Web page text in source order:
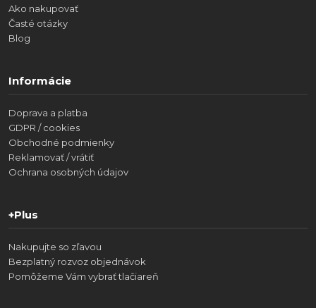
Ako nakupovať
Časté otázky
Blog
Informácie
Doprava a platba
GDPR / cookies
Obchodné podmienky
Reklamovať / vrátiť
Ochrana osobných údajov
+Plus
Nakupujte so zľavou
Bezplatný rozvoz objednávok
Pomôžeme Vám vybrať tlačiareň